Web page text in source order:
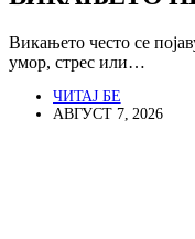
Викањето често се
умор, стрес или…
ЧИТАЈ БЕ
АВГУСТ 7, 2026